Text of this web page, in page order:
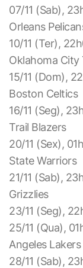
07/11 (Sab),
Orleans
10/11 (Ter),
Oklahoma City
15/11 (Dom),
Boston Celtics
16/11 (Seg),
Trail Blazers
20/11 (Sex),
State Warriors
21/11 (Sab),
Grizzlies
23/11 (Seg),
25/11 (Qua),
Angeles Lakers
28/11 (Sab),